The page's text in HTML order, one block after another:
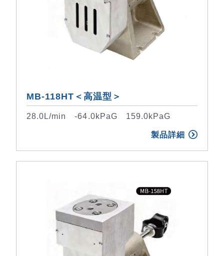
MB-118HT＜高温型＞
28.0L/min -64.0kPaG 159.0kPaG
製品詳細